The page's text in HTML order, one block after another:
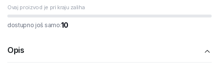
Ovaj proizvod je pri kraju zaliha
dostupno još samo:10
Opis